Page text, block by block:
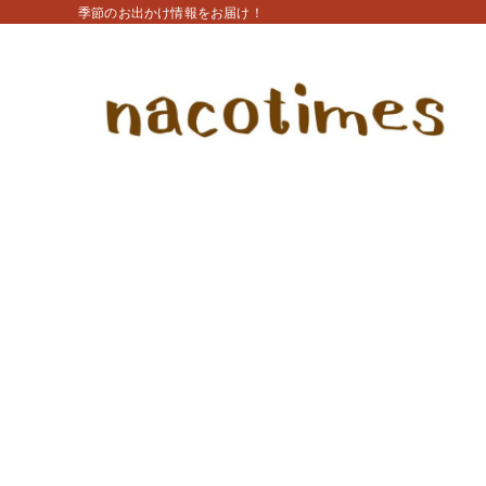
季節のお出かけ情報をお届け！